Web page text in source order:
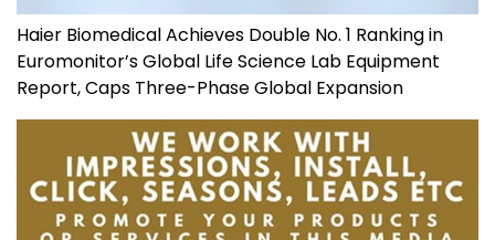
Haier Biomedical Achieves Double No. 1 Ranking in
Euromonitor’s Global Life Science Lab Equipment
Report, Caps Three-Phase Global Expansion